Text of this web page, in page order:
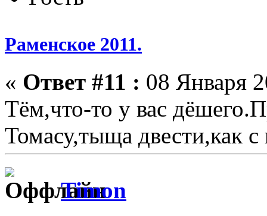
Раменское 2011.
« Ответ #11 : 08 Января
Тём,что-то у вас
Томасу,тыща двести,как с
Timon